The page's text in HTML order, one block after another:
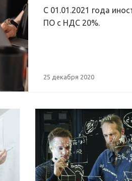
С 01.01.2021 года
ПО с НДС 20%.
25 декабря 2020